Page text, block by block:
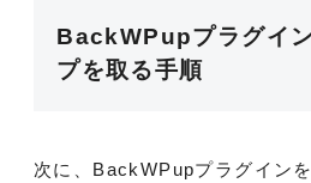
BackWPupプラグイ
プを取る手順
次に、BackWPupプラグイン